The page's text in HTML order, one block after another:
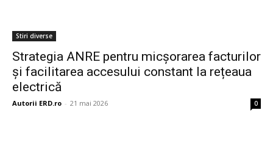
Stiri diverse
Strategia ANRE pentru micșorarea facturilor
și facilitarea accesului constant la rețeaua
electrică
Autorii ERD.ro - 21 mai 2026 0